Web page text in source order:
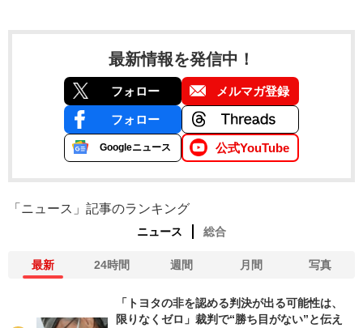
最新情報を発信中！
フォロー メルマガ登録
フォロー
Googleニュース 公式YouTube
「ニュース」記事のランキング
ニュース 総合
最新 24時間 週間 月間 写真
「トヨタの非を認める判決が出る可能性は、
限りなくゼロ」裁判で“勝ち目がない”と伝え